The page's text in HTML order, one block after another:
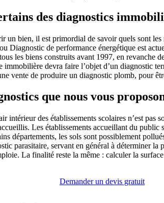
des diagnostics
un bien, il est primordial de savoir quels sont
Diagnostic de performance énergétique est
les biens construits avant 1997, en revanche
immobilière devra faire l’objet d’un diagnostic
vente de produire un diagnostic plomb, pour
que nous vous
intérieur des établissements scolaires n’est
Les établissements accueillant du
départements, les sols sont possiblement
parasitaire, servant en général à déterminer
La finalité reste la même : calculer la
Demander un devis gratuit